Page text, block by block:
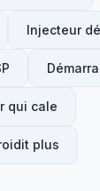
Injecteur
qui cale
plus